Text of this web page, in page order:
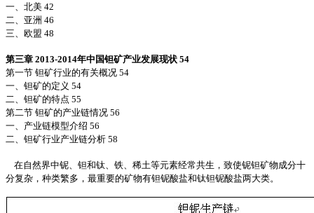
一、北美 42
二、亚洲 46
三、欧盟 48
第三章 2013-2014年中国钽矿产业发展现状 54
第一节 钽矿行业的有关概况 54
一、钽矿的定义 54
二、钽矿的特点 55
第二节 钽矿的产业链情况 56
一、产业链模型介绍 56
二、钽矿行业产业链分析 58
在自然界中铌、钽和钛、铁、稀土等元素经常共生，致使铌钽矿物成分十
分复杂，种类繁多，最重要的矿物有钽铌酸盐和钛钽铌酸盐两大类。